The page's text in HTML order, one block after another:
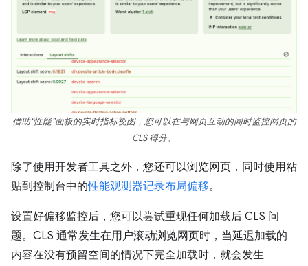
借助“性能”面板的实时指标视图，您可以在与网页互动的同时监控网页的
CLS 得分。
除了使用开发者工具之外，您还可以浏览网页，同时使用粘
贴到控制台中的性能观测器记录布局偏移。
设置好偏移监控后，您可以尝试重现任何加载后 CLS 问
题。CLS 通常发生在用户滚动浏览网页时，当延迟加载的
内容在没有预留空间的情况下完全加载时，就会发生